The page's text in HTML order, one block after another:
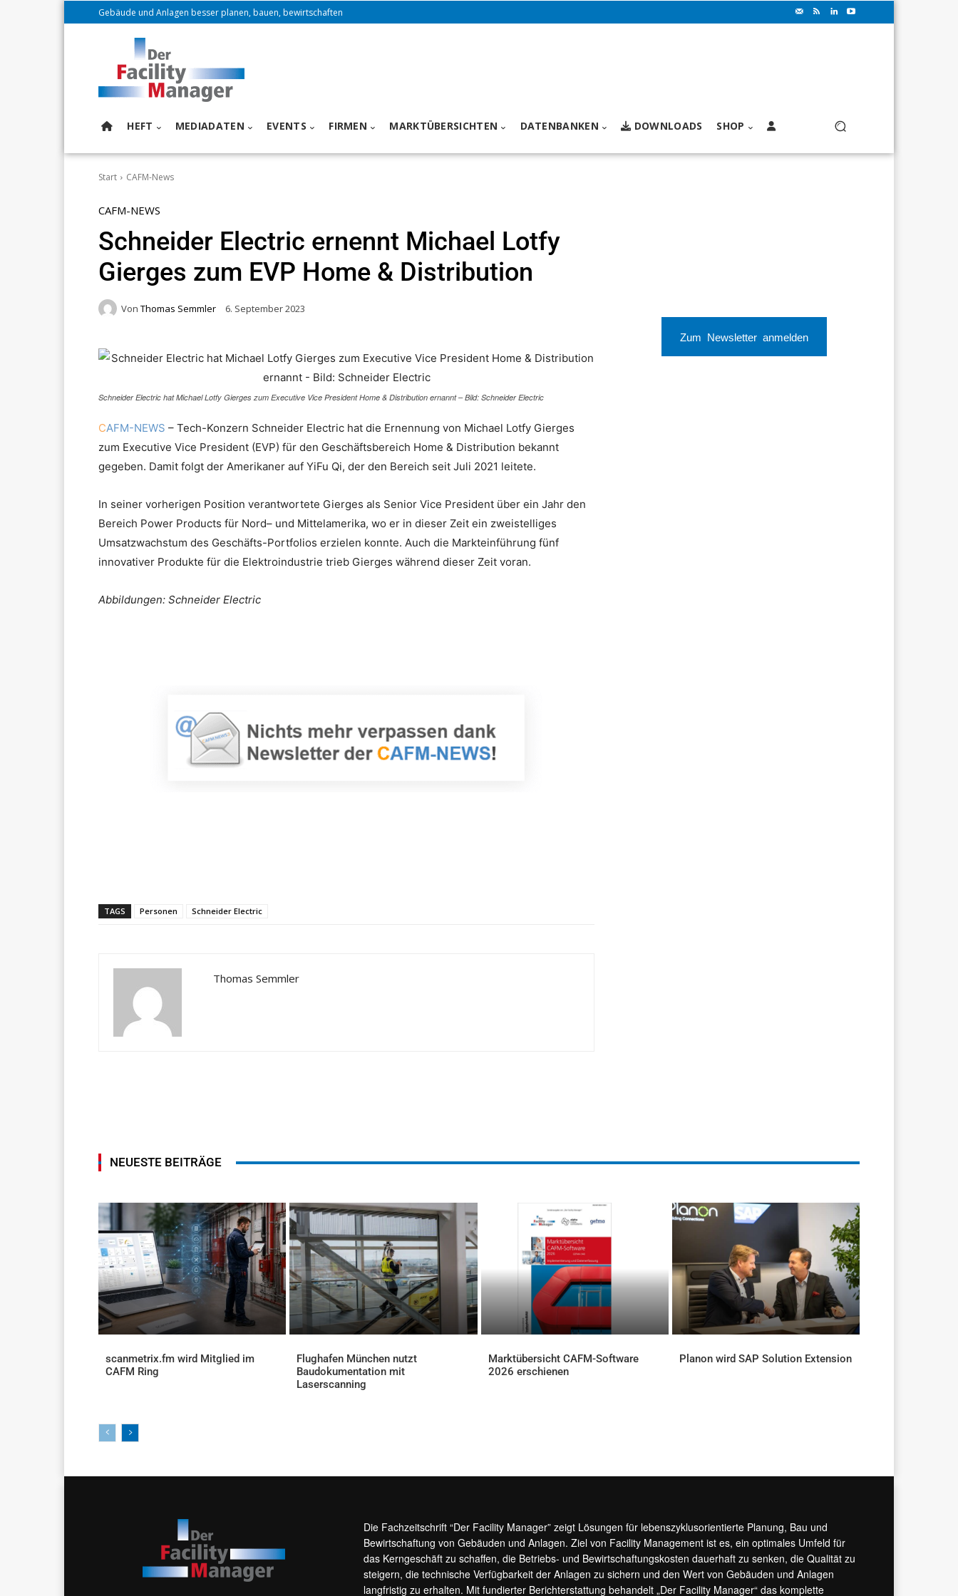
Gebäude und Anlagen besser planen, bauen, bewirtschaften
HEFT MEDIADATEN EVENTS FIRMEN MARKTÜBERSICHTEN DATENBANKEN DOWNLOADS SHOP
Start CAFM-News
CAFM-NEWS
Schneider Electric ernennt Michael Lotfy
Gierges zum EVP Home & Distribution
Von Thomas Semmler 6. September 2023
Schneider Electric hat Michael Lotfy Gierges zum Executive Vice President Home & Distribution ernannt – Bild: Schneider Electric
CAFM-NEWS – Tech-Konzern Schneider Electric hat die Ernennung von Michael Lotfy Gierges
zum Executive Vice President (EVP) für den Geschäftsbereich Home & Distribution bekannt
gegeben. Damit folgt der Amerikaner auf YiFu Qi, der den Bereich seit Juli 2021 leitete.
In seiner vorherigen Position verantwortete Gierges als Senior Vice President über ein Jahr den
Bereich Power Products für Nord– und Mittelamerika, wo er in dieser Zeit ein zweistelliges
Umsatzwachstum des Geschäfts-Portfolios erzielen konnte. Auch die Markteinführung fünf
innovativer Produkte für die Elektroindustrie trieb Gierges während dieser Zeit voran.
Abbildungen: Schneider Electric
TAGS Personen Schneider Electric
Thomas Semmler
Zum Newsletter anmelden
NEUESTE BEITRÄGE
scanmetrix.fm wird Mitglied im
CAFM Ring
Flughafen München nutzt
Baudokumentation mit
Laserscanning
Marktübersicht CAFM-Software
2026 erschienen
Planon wird SAP Solution Extension
Die Fachzeitschrift “Der Facility Manager” zeigt Lösungen für lebenszyklusorientierte Planung, Bau und
Bewirtschaftung von Gebäuden und Anlagen. Ziel von Facility Management ist es, ein optimales Umfeld für
das Kerngeschäft zu schaffen, die Betriebs- und Bewirtschaftungskosten dauerhaft zu senken, die Qualität zu
steigern, die technische Verfügbarkeit der Anlagen zu sichern und den Wert von Gebäuden und Anlagen
langfristig zu erhalten. Mit fundierter Berichterstattung behandelt „Der Facility Manager“ das komplette